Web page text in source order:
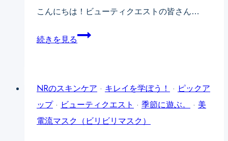
開
た
る
み
こんにちは！ビューティクエストの皆さん…
続きを見るナ
レ
カ
NRのスキンケア · キレイを学ぼう！ · ピックア
ップ· ビューティクエスト · 季節に遊ぶ。 · 美
電流マスク（ビリビリマスク）